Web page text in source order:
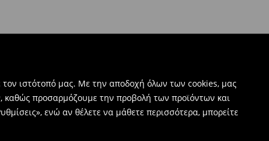
τον ιστότοπό μας. Με την αποδοχή όλων των cookies, μας
καθώς προσαρμόζουμε την προβολή των προϊόντων και
ενώ αν θέλετε να μάθετε περισσότερα, μπορείτε